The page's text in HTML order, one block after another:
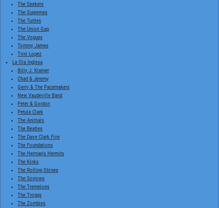
The Seekers
The Supremes
The Turtles
The Union Gap
The Vogues
Tommy James
Trini Lopez
La Ola Inglesa
Billy J. Kramer
Chad & Jeremy
Gerry & The Pacemakers
New Vaudeville Band
Peter & Gordon
Petula Clark
The Animals
The Beatles
The Dave Clark Five
The Foundations
The Herman's Hermits
The Kinks
The Rolling Stones
The Sorrows
The Tremeloes
The Troggs
The Zombies